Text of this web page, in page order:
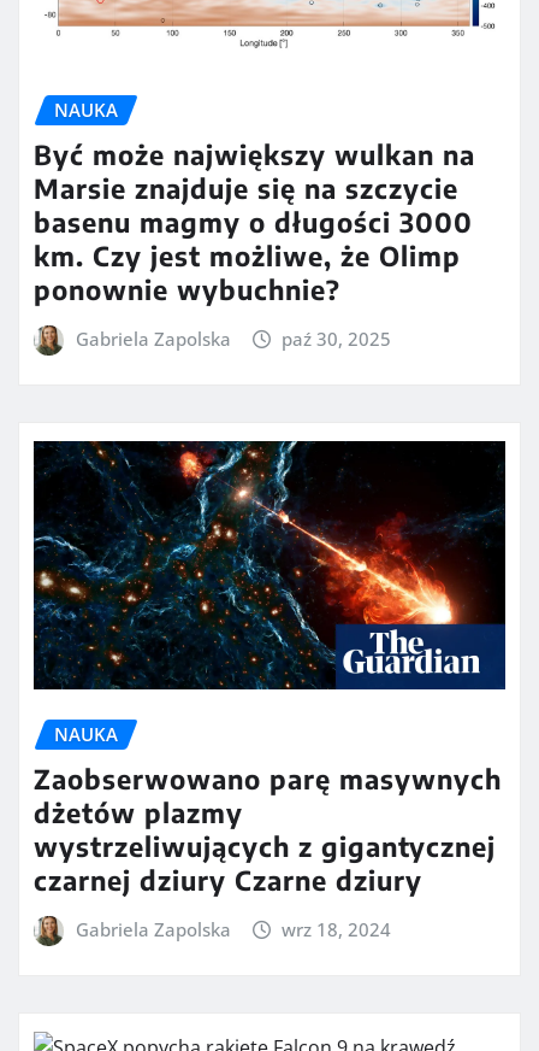
NAUKA
Być może największy wulkan na
Marsie znajduje się na szczycie
basenu magmy o długości 3000
km. Czy jest możliwe, że Olimp
ponownie wybuchnie?
Gabriela Zapolska paź 30, 2025
NAUKA
Zaobserwowano parę masywnych
dżetów plazmy
wystrzeliwujących z gigantycznej
czarnej dziury Czarne dziury
Gabriela Zapolska wrz 18, 2024